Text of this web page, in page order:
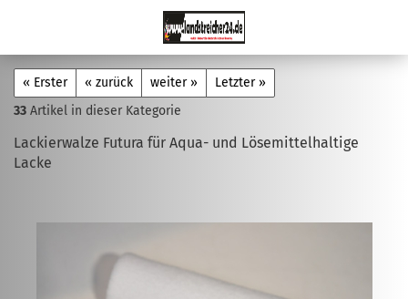
« Erster « zurück weiter »
Letzter »
33 Artikel in dieser Kategorie
Lackierwalze Futura für Aqua- und Lösemittelhaltige
Lacke